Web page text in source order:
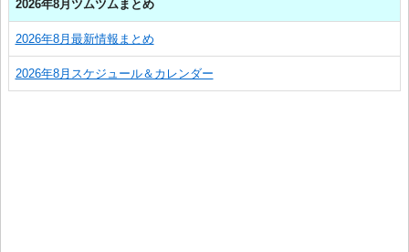
2026年8月ツムツムまとめ
2026年8月最新情報まとめ
2026年8月スケジュール＆カレンダー